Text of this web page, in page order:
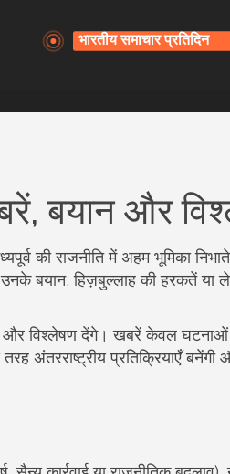
बयान और
की राजनीति में अहम भूमिका
बयान, हिज़बुल्लाह की हरकतें या
और विश्लेषण देंगे। खबरें केवल घटनाओं
अंतरराष्ट्रीय प्रतिक्रियाएँ